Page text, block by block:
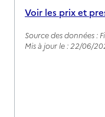
Voir les prix et
Source des données :
Mis à jour le : 22/06/